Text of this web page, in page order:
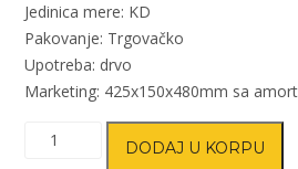
Jedinica mere: KD
Pakovanje: Trgovačko
Upotreba: drvo
Marketing: 425x150x480mm sa
Kuhinjski
DODAJ U KORPU